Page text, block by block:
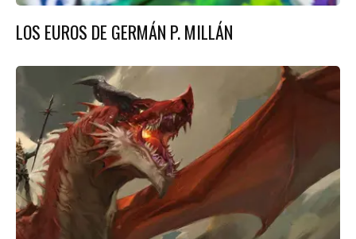
LOS EUROS DE GERMÁN P. MILLÁN